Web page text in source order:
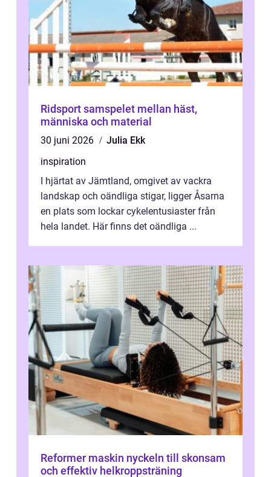
Ridsport samspelet mellan häst,
människa och material
30 juni 2026
Julia Ekk
inspiration
I hjärtat av Jämtland, omgivet av vackra
landskap och oändliga stigar, ligger Åsarna
en plats som lockar cykelentusiaster från
hela landet. Här finns det oändliga ...
Reformer maskin nyckeln till skonsam
och effektiv helkroppsträning